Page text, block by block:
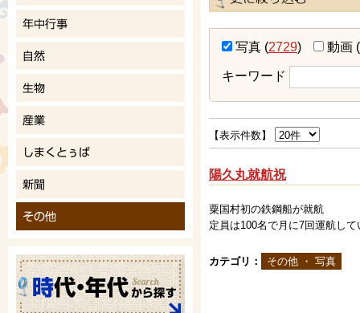
写真 (2729) 動画 (
キーワード
【表示件数】
陽久丸就航祝
粟国村初の鉄鋼船が就航
定員は100名で月に7回運航し
カテゴリ： その他 ・ 写真